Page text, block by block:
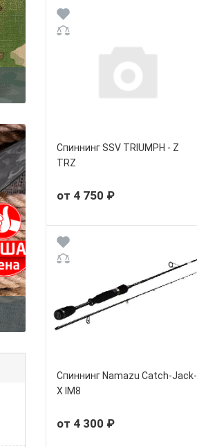
Спиннинг SSV TRIUMPH - Z
TRZ
от 4 750 ₽
Спиннинг Namazu Catch-Jack-
X IM8
от 4 300 ₽